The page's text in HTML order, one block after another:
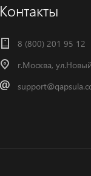
Контакты
8 (800) 201 95 12
г.Москва,